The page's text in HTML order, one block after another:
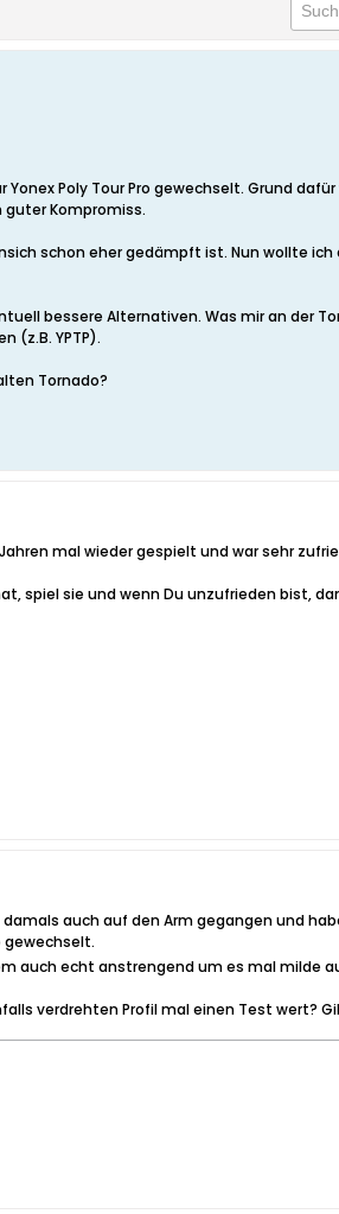
Yonex Poly Tour Pro gewechselt. Grund
guter Kompromiss.
schon eher gedämpft ist. Nun wollte
bessere Alternativen. Was mir an der
(z.B. YPTP).
Tornado?
mal wieder gespielt und war sehr
spiel sie und wenn Du unzufrieden bist,
auch auf den Arm gegangen und
gewechselt.
auch echt anstrengend um es mal milde
verdrehten Profil mal einen Test wert?